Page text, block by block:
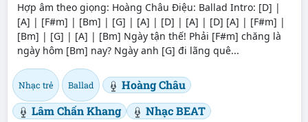
Hợp âm theo giọng: Hoàng Châu Điệu: Ballad Intro: [D] |
[A] | [F#m] | [Bm] | [G] | [A] | [D] | [A] | [D] [A] | [F#m] |
[Bm] | [G] | [A] | [Bm] Ngày tận thế! Phải [F#m] chăng là
ngày hôm [Bm] nay? Ngày anh [G] đi lãng quê...
Nhạc trẻ Ballad
Hoàng Châu
Lâm Chấn Khang
Nhạc BEAT